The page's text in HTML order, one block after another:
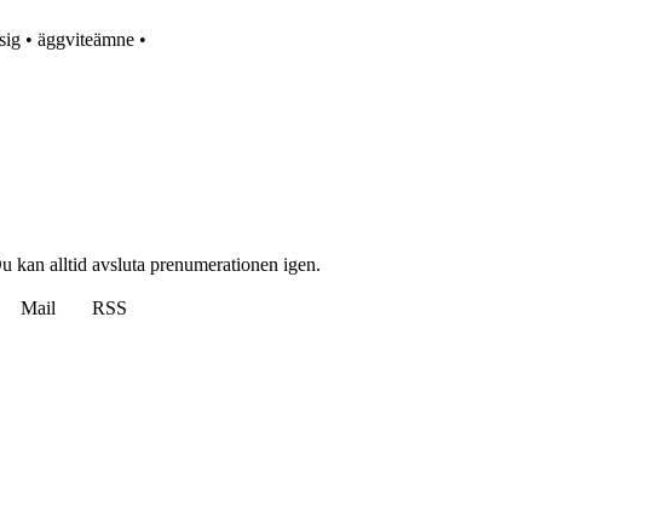
• äggviteämne •
kan alltid avsluta prenumerationen igen.
Mail
RSS